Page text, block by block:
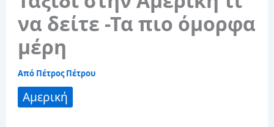
να δείτε -Τα πιο όμορφα
μέρη
Από Πέτρος Πέτρου
Αμερική